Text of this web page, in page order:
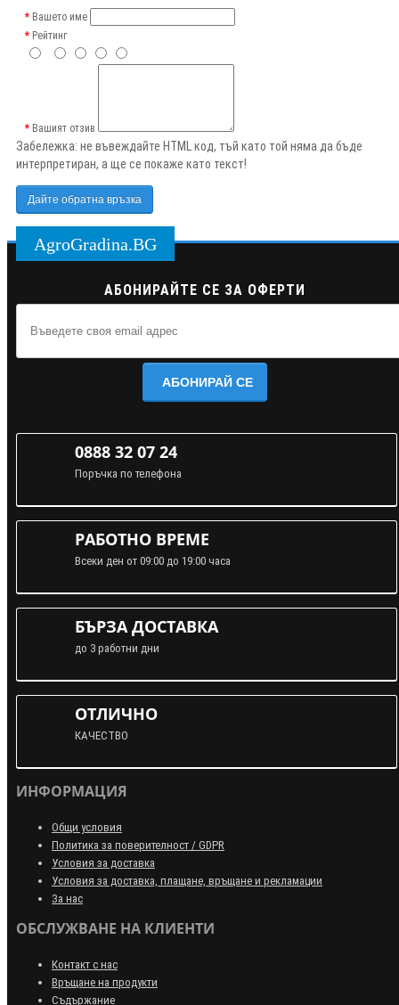
Вашето име
Рейтинг
Вашият отзив
Забележка: не въвеждайте HTML код, тъй като той няма да бъде
интерпретиран, а ще се покаже като текст!
Дайте обратна връзка
AgroGradina.BG
АБОНИРАЙТЕ СЕ ЗА ОФЕРТИ
АБОНИРАЙ СЕ
0888 32 07 24
Поръчка по телефона
РАБОТНО ВРЕМЕ
Всеки ден от 09:00 до 19:00 часа
БЪРЗА ДОСТАВКА
до 3 работни дни
ОТЛИЧНО
КАЧЕСТВО
ИНФОРМАЦИЯ
Общи условия
Политика за поверителност / GDPR
Условия за доставка
Условия за доставка, плащане, връщане и рекламации
За нас
ОБСЛУЖВАНЕ НА КЛИЕНТИ
Контакт с нас
Връщане на продукти
Съдържание